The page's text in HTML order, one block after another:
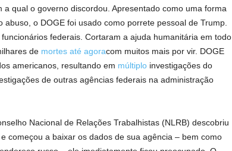
qual o governo discordou. Apresentado como uma forma
o DOGE foi usado como porrete pessoal de Trump.
federais. Cortaram a ajuda humanitária em todo
de mortes até agoracom muitos mais por vir. DOGE
americanos, resultando em múltiploinvestigações do
de outras agências federais na administração
Nacional de Relações Trabalhistas (NLRB) descobriu
começou a baixar os dados de sua agência – bem como